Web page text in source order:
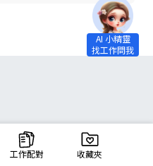
工作配對 收藏夾